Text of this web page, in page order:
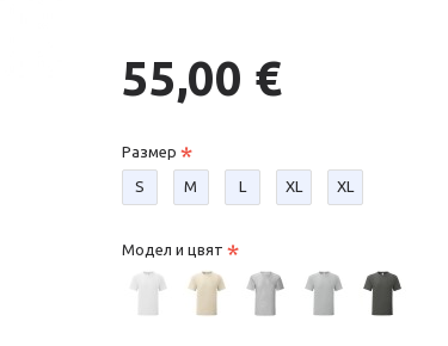
55,00 €
Размер
S М L XL XL
Модел и цвят